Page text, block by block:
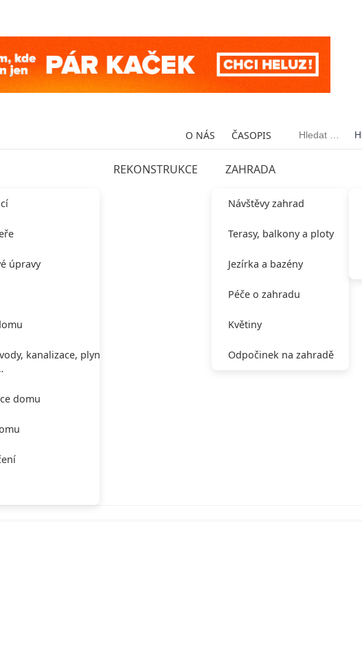
O NÁS ČASOPIS Vyhledávání
úpravy
kanalizace, plynu,
domu
REKONSTRUKCE ZAHRADA
Návštěvy zahrad
Terasy, balkony a ploty
Jezírka a bazény
Péče o zahradu
Květiny
Odpočinek na zahradě